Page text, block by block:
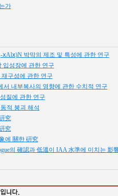
가
ⅹAlⅹ)N 박막의 제조 및 특성에 관한 연구
입성장에 관한 연구
구성에 관한 연구
서 내부복사의 영향에 관한 수치적 연구
질에 관한 연구
적 붕괴 해석
究
究
에 關한 硏究
의 確認과 低溫이 IAA 水準에 미치는 影